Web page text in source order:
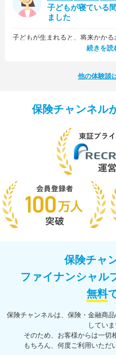
子どもが寝ている
ました
何より、とても親身になって対応してくださって大満足。うちと同じように
続きを読
他の体験談
保険チャンネル
保険チャ
ファイナンシャル
無料
保険チャンネルは、保険・⾦融商
していま
そのため、お客様からは一切
もちろん、何度ご利⽤いただ